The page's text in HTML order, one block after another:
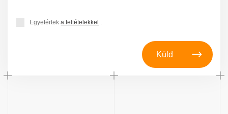
Egyetérteka feltételekkel .
Küld